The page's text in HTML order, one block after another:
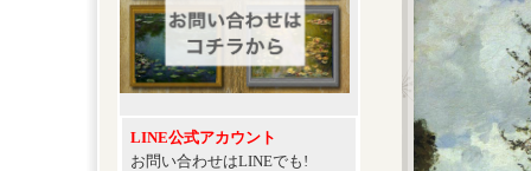
LINE公式アカウント
お問い合わせはLINEでも!